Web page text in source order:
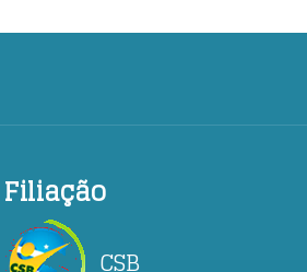
Filiação
CSB